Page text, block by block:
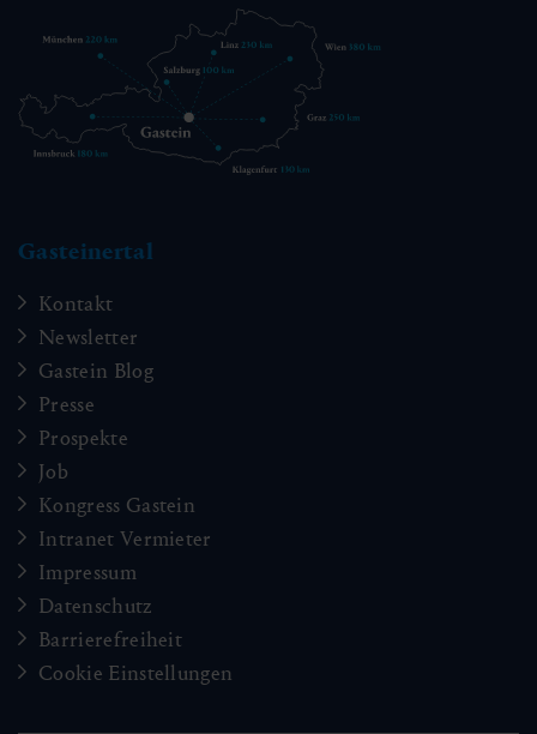
Gasteinertal
Kontakt
Newsletter
Gastein Blog
Presse
Prospekte
Job
Kongress Gastein
Intranet Vermieter
Impressum
Datenschutz
Barrierefreiheit
Cookie Einstellungen